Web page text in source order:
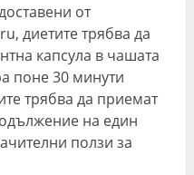
от
диетите трябва да
капсула в чашата
поне 30 минути
трябва да приемат
на един
ползи за